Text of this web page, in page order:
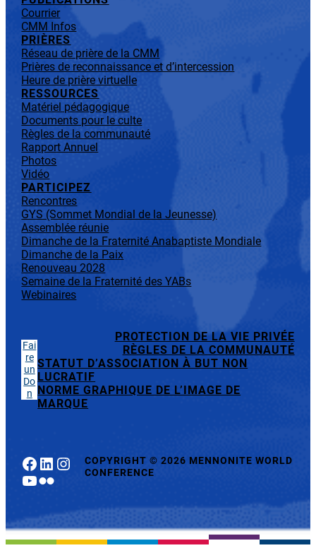
Courrier
CMM Infos
PRIÈRES
Réseau de prière de la CMM
Prières de reconnaissance et d’intercession
Heure de prière virtuelle
RESSOURCES
Matériel pédagogique
Documents pour le culte
Règles de la communauté
Rapport Annuel
Photos
Vidéo
PARTICIPEZ
Rencontres
GYS (Sommet Mondial de la Jeunesse)
Assemblée réunie
Dimanche de la Fraternité Anabaptiste Mondiale
Dimanche de la Paix
Renouveau 2028
Semaine de la Fraternité des YABs
Webinaires
Fai
re
un
Do
n
PROTECTION DE LA VIE PRIVÉE
RÈGLES DE LA COMMUNAUTÉ
STATUT D’ASSOCIATION À BUT NON
LUCRATIF
NORME GRAPHIQUE DE L’IMAGE DE
MARQUE
Facebook
LinkedIn
Instagram
YouTube
Flickr
COPYRIGHT© 2026 MENNONITE WORLD
CONFERENCE